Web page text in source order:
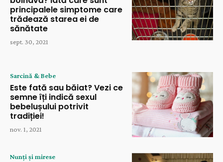
principalele simptome care
trădează starea ei de
sănătate
sept. 30, 2021
Sarcină & Bebe
Este fată sau băiat? Vezi ce
semne îți indică sexul
bebelușului potrivit
tradiției!
nov. 1, 2021
Nunți și mirese